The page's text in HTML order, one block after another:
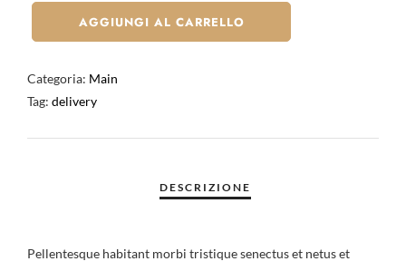
AGGIUNGI AL CARRELLO
Categoria: Main
Tag: delivery
Pellentesque habitant morbi tristique senectus et netus et